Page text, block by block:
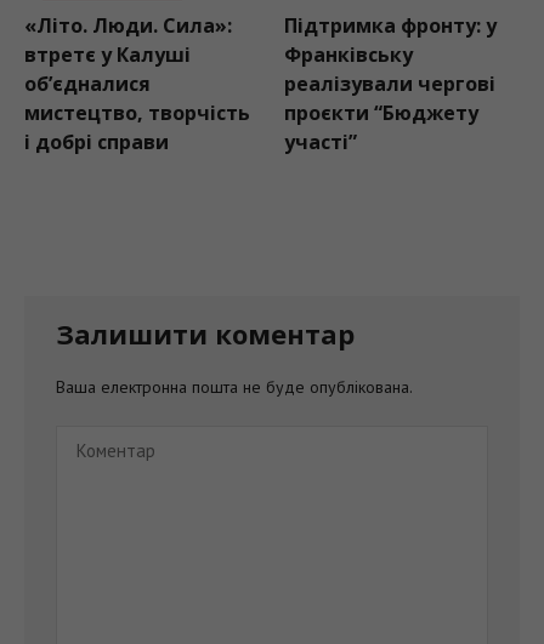
«Літо. Люди. Сила»:
втретє у Калуші
об’єдналися
мистецтво, творчість
і добрі справи
Підтримка фронту: у
Франківську
реалізували чергові
проєкти “Бюджету
участі”
Залишити коментар
Ваша електронна пошта не буде опублікована.